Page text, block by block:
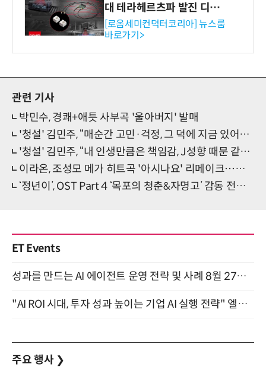
대 테라헤르츠파 발진 디바이
스 개발
[로옴세미컨덕터코리아] 뉴스룸
바로가기>
관련 기사
박민수, 경쾌+애틋 사부곡 '울아버지' 발매
'청설' 김민주, “매순간 고민·걱정, 그 덕에 지금 있어…아이즈원·팬들 감사”
'청설' 김민주, “내 인생만큼은 책임감, J성향 때문 같기도”
이라온, 조성모 메가 히트곡 '아시나요' 리메이크⋯감동 재현
‘정년이’, OST Part 4 ‘목포의 청춘&자명고’ 감동 전한다
ET Events
성과를 만드는 AI 에이전트 운영 전략 및 사례 8월 27일 개최
"AI ROI 시대, 투자 성과 높이는 기업 AI 실행 전략" 엘타워 6층 (9월 18일)
주요 행사 ❯